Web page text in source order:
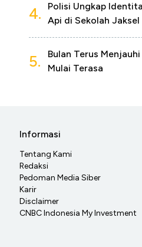
4.
Polisi Ungkap
Api di Sekolah Jaksel
5.
Bulan Terus
Mulai Terasa
Informasi
Tentang Kami
Redaksi
Pedoman Media Siber
Karir
Disclaimer
CNBC Indonesia My Investment